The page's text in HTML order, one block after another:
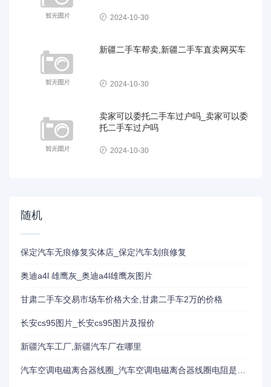
2024-10-30
新疆二手车帮卖,新疆二手车直卖网买车
2024-10-30
卖家可以委托二手车过户吗_卖家可以委
托二手车过户吗
2024-10-30
随机
保定汽车无痕修复实体店_保定汽车划痕修复
奥迪a4l 雄鹰灰_奥迪a4l雄鹰灰图片
甘肃二手车交易市场车价格大全,甘肃二手车2万的价格
长安cs95图片_长安cs95图片及报价
新疆汽车工厂,新疆汽车厂在哪里
汽车空调电磁离合器线圈_汽车空调电磁离合器线圈电阻是多少